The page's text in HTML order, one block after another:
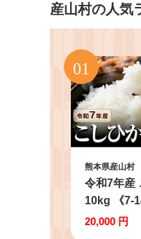
産山村の人気
熊本県産山村
令和7年産
10kg 《7-
荷予定(土
20,000 円